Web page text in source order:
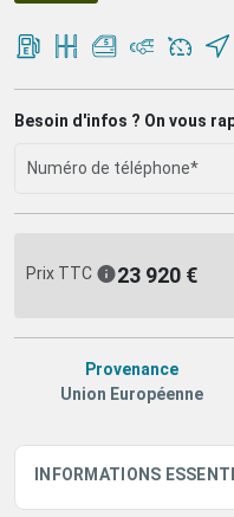
Besoin d'infos ? On vous
Prix TTC 23 920 €
Provenance
Union Européenne
INFORMATIONS